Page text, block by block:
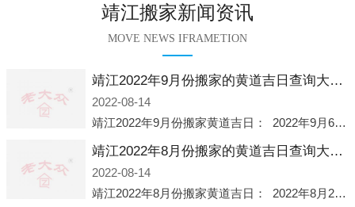
靖江搬家新闻资讯
MOVE NEWS IFRAMETION
靖江2022年9月份搬家的黄道吉日查询大全一览表哪天适合搬家好日子
2022-08-14
靖江2022年9月份搬家黄道吉日： 2022年9月6日 「星期二」 农历八月十一2022年9月12日 「星期一」 农历八月十七2022年9月16日 「星期五」 农历八月廿一2022年9月2
靖江2022年8月份搬家的黄道吉日查询大全一览表哪天适合搬家好日子
2022-08-14
靖江2022年8月份搬家黄道吉日： 2022年8月2日 「星期二」 农历七月初五2022年8月6日 「星期六」 农历七月初九2022年8月8日 「星期一」 农历七月十一2022年8月10日 「